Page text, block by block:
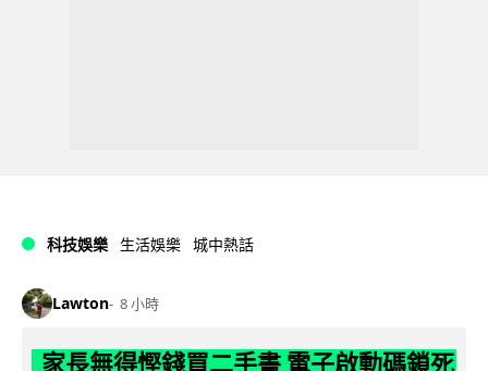
科技娛樂 生活娛樂 城中熱話
Lawton 8 小時
家長無得慳錢買二手書 電子啟動碼鎖死